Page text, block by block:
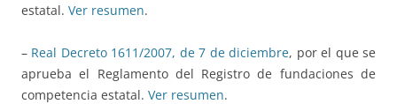
estatal. Ver resumen.
– Real Decreto 1611/2007, de 7 de diciembre, por el que se
aprueba el Reglamento del Registro de fundaciones de
competencia estatal. Ver resumen.